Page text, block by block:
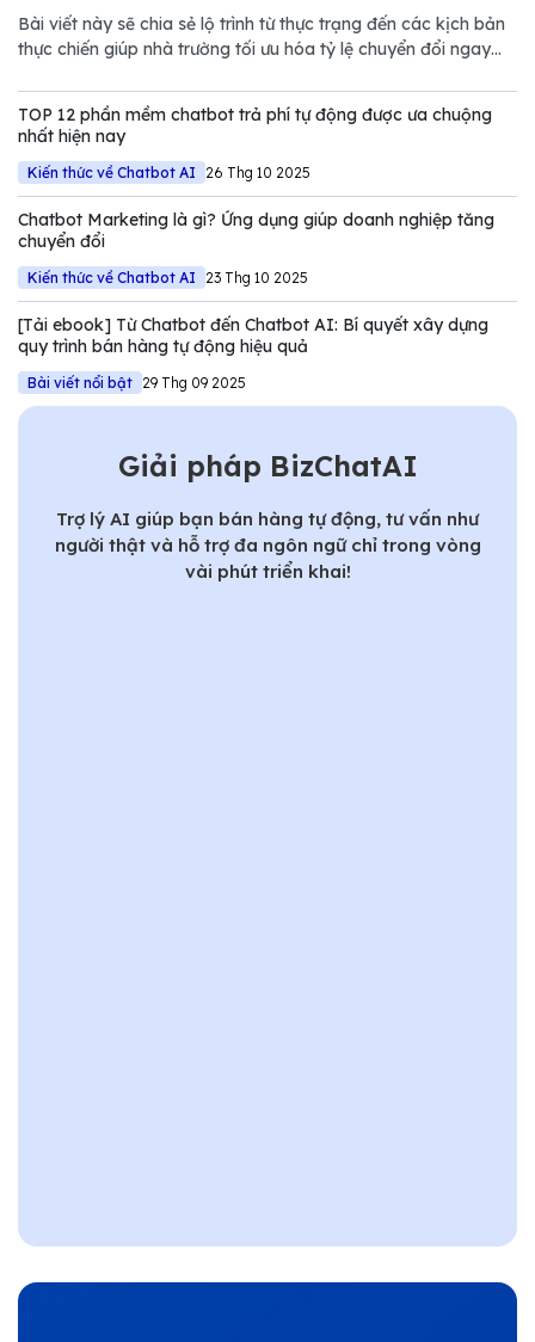
Bài viết này sẽ chia sẻ lộ trình từ thực trạng đến các kịch bản
thực chiến giúp nhà trường tối ưu hóa tỷ lệ chuyển đổi ngay
TOP 12 phần mềm chatbot trả phí tự động được ưa chuộng
nhất hiện nay
Kiến thức về Chatbot AI 26 Thg 10 2025
Chatbot Marketing là gì? Ứng dụng giúp doanh nghiệp tăng
chuyển đổi
Kiến thức về Chatbot AI 23 Thg 10 2025
[Tải ebook] Từ Chatbot đến Chatbot AI: Bí quyết xây dựng
quy trình bán hàng tự động hiệu quả
Bài viết nổi bật 29 Thg 09 2025
Giải pháp BizChatAI
Trợ lý AI giúp bạn bán hàng tự động, tư vấn như
người thật và hỗ trợ đa ngôn ngữ chỉ trong vòng
vài phút triển khai!